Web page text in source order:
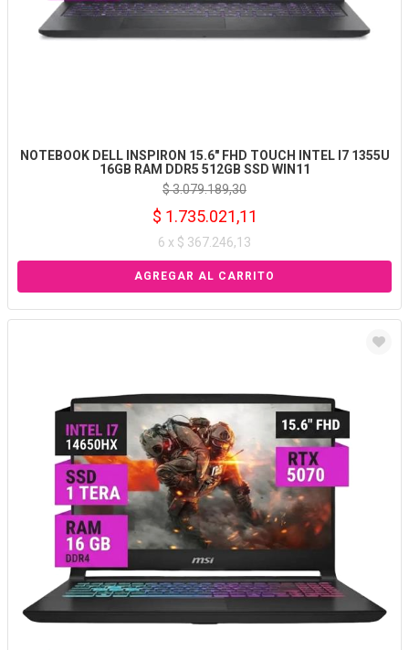
NOTEBOOK DELL INSPIRON 15.6" FHD TOUCH INTEL I7 1355U
16GB RAM DDR5 512GB SSD WIN11
$ 3.079.189,30
$ 1.735.021,11
6 x $ 367.246,13